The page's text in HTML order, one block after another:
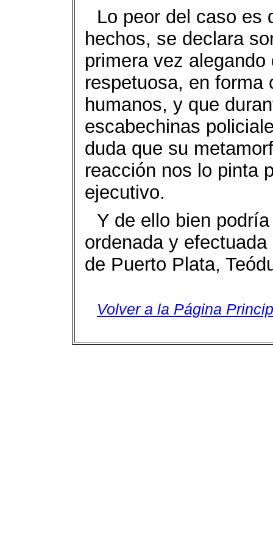
Lo peor del caso es
hechos, se declara
primera vez
respetuosa, en forma
humanos, y que
escabechinas
duda que su
reacción nos lo pinta
ejecutivo.
Y de ello bien
ordenada y
de Puerto Plata,
Volver a la Página